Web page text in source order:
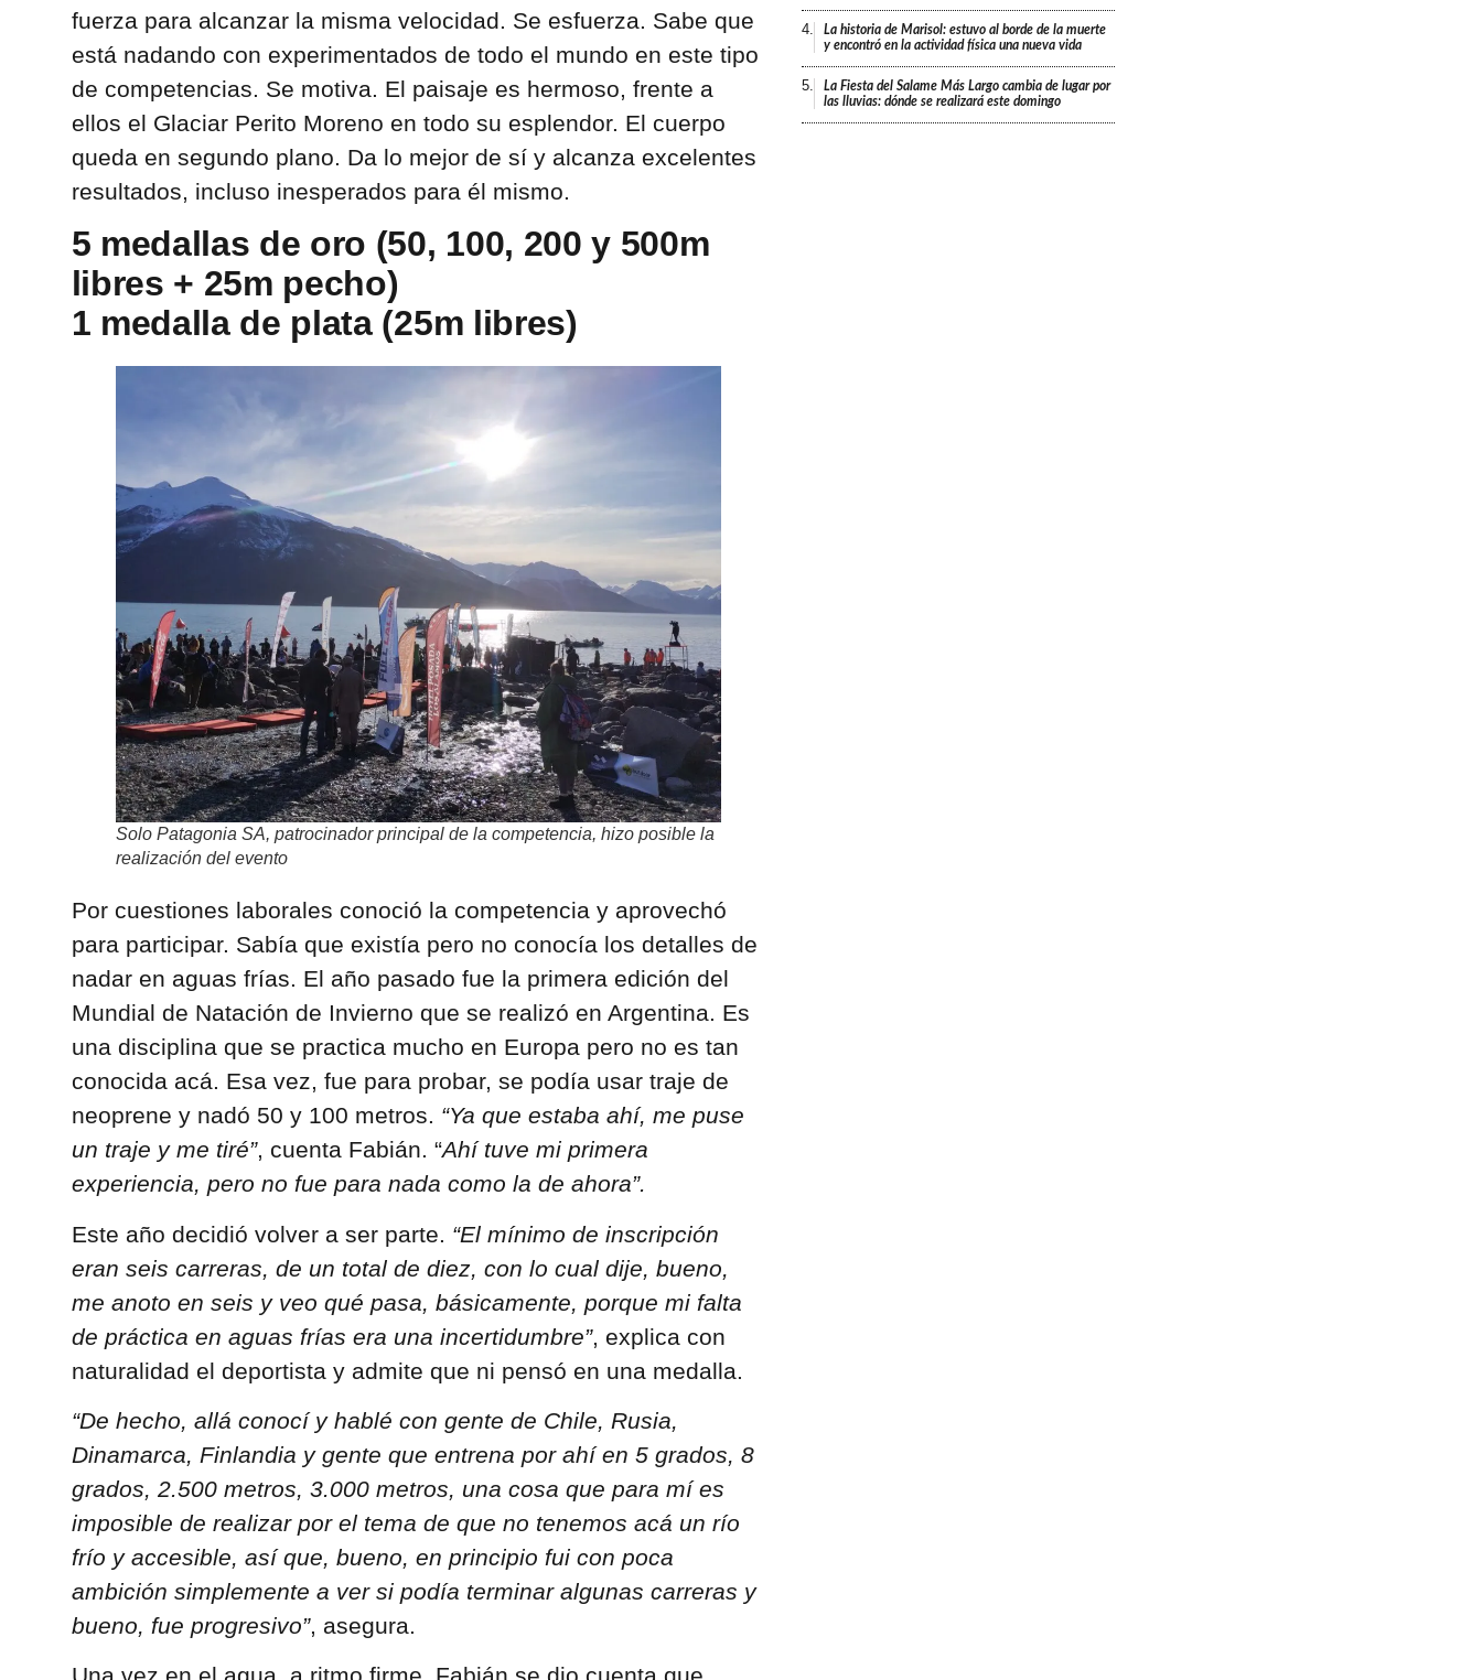
fuerza para alcanzar la misma velocidad. Se esfuerza. Sabe que
está nadando con experimentados de todo el mundo en este tipo
de competencias. Se motiva. El paisaje es hermoso, frente a
ellos el Glaciar Perito Moreno en todo su esplendor. El cuerpo
queda en segundo plano. Da lo mejor de sí y alcanza excelentes
resultados, incluso inesperados para él mismo.
5 medallas de oro (50, 100, 200 y 500m
libres + 25m pecho)
1 medalla de plata (25m libres)
Solo Patagonia SA, patrocinador principal de la competencia, hizo posible la
realización del evento
Por cuestiones laborales conoció la competencia y aprovechó
para participar. Sabía que existía pero no conocía los detalles de
nadar en aguas frías. El año pasado fue la primera edición del
Mundial de Natación de Invierno que se realizó en Argentina. Es
una disciplina que se practica mucho en Europa pero no es tan
conocida acá. Esa vez, fue para probar, se podía usar traje de
neoprene y nadó 50 y 100 metros. “Ya que estaba ahí, me puse
un traje y me tiré”, cuenta Fabián. “Ahí tuve mi primera
experiencia, pero no fue para nada como la de ahora”.
Este año decidió volver a ser parte. “El mínimo de inscripción
eran seis carreras, de un total de diez, con lo cual dije, bueno,
me anoto en seis y veo qué pasa, básicamente, porque mi falta
de práctica en aguas frías era una incertidumbre”, explica con
naturalidad el deportista y admite que ni pensó en una medalla.
“De hecho, allá conocí y hablé con gente de Chile, Rusia,
Dinamarca, Finlandia y gente que entrena por ahí en 5 grados, 8
grados, 2.500 metros, 3.000 metros, una cosa que para mí es
imposible de realizar por el tema de que no tenemos acá un río
frío y accesible, así que, bueno, en principio fui con poca
ambición simplemente a ver si podía terminar algunas carreras y
bueno, fue progresivo”, asegura.
4.
La historia de Marisol: estuvo al borde de la muerte
y encontró en la actividad física una nueva vida
5.
La Fiesta del Salame Más Largo cambia de lugar por
las lluvias: dónde se realizará este domingo